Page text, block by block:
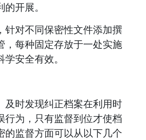
开展。
针对不同保密性文件添加撰
，每种固定存放于一处实施
安全有效。
及时发现纠正档案在利用时
行为，只有监督到位才使档
监督方面可以从以下几个